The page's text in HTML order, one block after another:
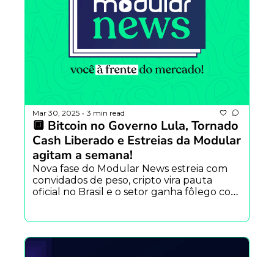
Mar 30, 2025 • 3 min read
🔲 Bitcoin no Governo Lula, Tornado
Cash Liberado e Estreias da Modular
agitam a semana!
Nova fase do Modular News estreia com
convidados de peso, cripto vira pauta
oficial no Brasil e o setor ganha fôlego com